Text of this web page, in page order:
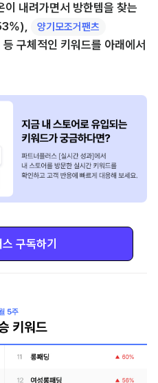
내려가면서 방한템을 찾는
양기모조거팬츠
구체적인 키워드를 아래에서
구독하기